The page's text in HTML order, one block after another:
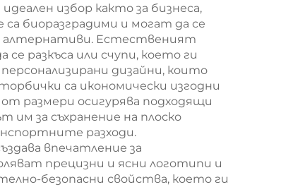
екранна печат за
Нова година/
Кристемас,
упаковка за
транспорт на
храна
избор както за бизнеса,
биоразградими и могат да се
алтернативи. Естественият
разкъса или счупи, което ги
дизайни, които
са икономически изгодни
размери осигурява подходящи
им за съхранение на плоско
разходи.
впечатление за
прецизни и ясни логотипи и
безопасни свойства, което ги